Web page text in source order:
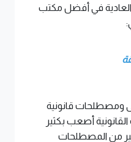
العادية في أفضل مكتب
ومصطلحات قانونية
أصعب بكثير
من المصطلحات